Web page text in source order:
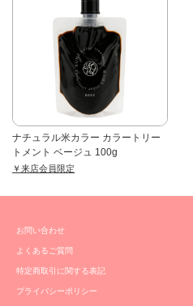
ナチュラル米カラー カラートリー
トメント ベージュ 100g
￥来店会員限定
お問い合わせ
よくあるご質問
特定商取引に関する表記
プライバシーポリシー